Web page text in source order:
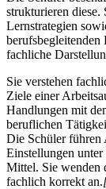
strukturieren
Lernstrategien
berufsbegleitenden
fachliche
Sie verstehen
Ziele einer
Handlungen mit
beruflichen
Die Schüler führen
Einstellungen
Mittel. Sie wenden
fachlich korrekt an.